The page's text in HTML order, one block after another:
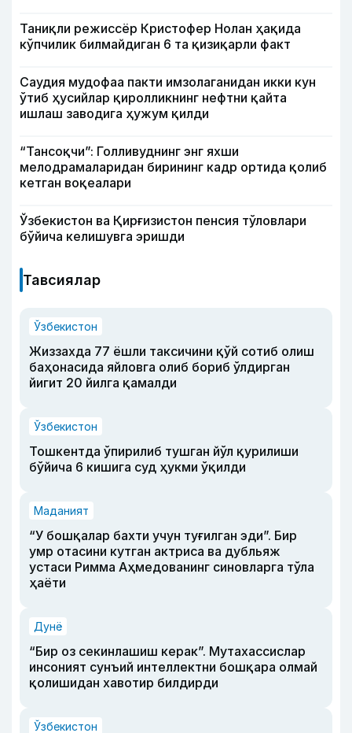
Таниқли режиссёр Кристофер Нолан ҳақида
кўпчилик билмайдиган 6 та қизиқарли факт
Саудия мудофаа пакти имзолаганидан икки кун
ўтиб ҳусийлар қиролликнинг нефтни қайта
ишлаш заводига ҳужум қилди
“Тансоқчи”: Голливуднинг энг яхши
мелодрамаларидан бирининг кадр ортида қолиб
кетган воқеалари
Ўзбекистон ва Қирғизистон пенсия тўловлари
бўйича келишувга эришди
Тавсиялар
Ўзбекистон
Жиззахда 77 ёшли таксичини қўй сотиб олиш
баҳонасида яйловга олиб бориб ўлдирган
йигит 20 йилга қамалди
Ўзбекистон
Тошкентда ўпирилиб тушган йўл қурилиши
бўйича 6 кишига суд ҳукми ўқилди
Маданият
“У бошқалар бахти учун туғилган эди”. Бир
умр отасини кутган актриса ва дубльяж
устаси Римма Аҳмедованинг синовларга тўла
ҳаёти
Дунё
“Бир оз секинлашиш керак”. Мутахассислар
инсоният сунъий интеллектни бошқара олмай
қолишидан хавотир билдирди
Ўзбекистон